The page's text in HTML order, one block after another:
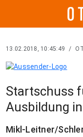
13.02.2018, 10:45:49 /
Startschuss
Ausbildung
Mikl-Leitner/